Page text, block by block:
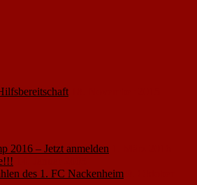
2016 – Jetzt anmelden
des 1. FC Nackenheim